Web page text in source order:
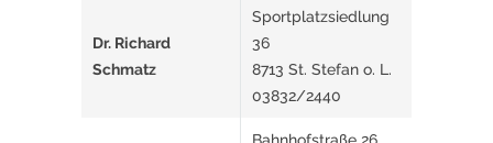
Dr. Richard
Schmatz
Sportplatzsiedlung
36
8713 St. Stefan o. L.
03832/2440